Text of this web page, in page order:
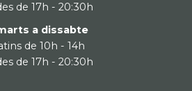
de 17h - 20:30h
a dissabte
de 10h - 14h
de 17h - 20:30h